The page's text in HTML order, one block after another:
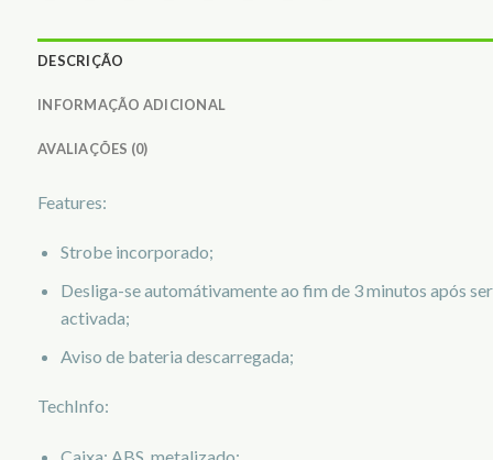
DESCRIÇÃO
INFORMAÇÃO ADICIONAL
AVALIAÇÕES (0)
Features:
Strobe incorporado;
Desliga-se automátivamente ao fim de 3 minutos após ser
activada;
Aviso de bateria descarregada;
TechInfo: